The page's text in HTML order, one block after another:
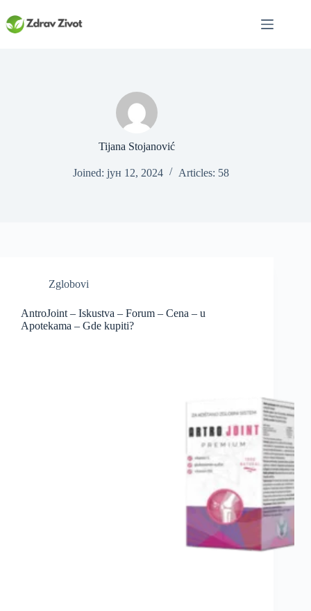
to
content
Tijana Stojanović
Joined: јун 12, 2024 Articles: 58
Zglobovi
AntroJoint – Iskustva – Forum – Cena – u
Apotekama – Gde kupiti?